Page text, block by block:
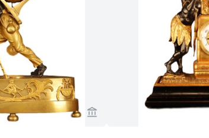
Van Brug CollectionBekijk verkoperspagina